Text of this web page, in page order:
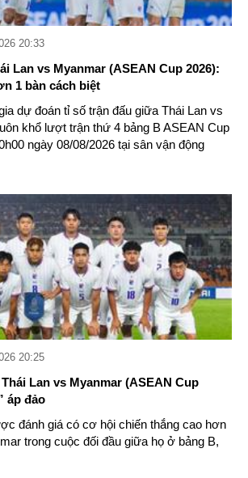
20:33
Lan vs Myanmar (ASEAN Cup 2026):
1 bàn cách biệt
dự đoán tỉ số trận đấu giữa Thái Lan vs
khổ lượt trận thứ 4 bảng B ASEAN Cup
ngày 08/08/2026 tại sân vận động
20:25
Lan vs Myanmar (ASEAN Cup
áp đảo
đánh giá có cơ hội chiến thắng cao hơn
trong cuộc đối đầu giữa họ ở bảng B,